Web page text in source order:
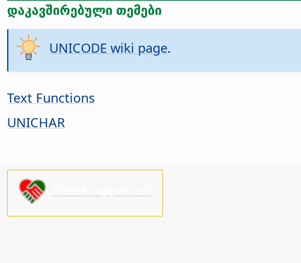
დაკავშირებული თემები
UNICODE wiki page.
Text Functions
UNICHAR